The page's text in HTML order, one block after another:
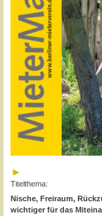
Titelthema:
Nische, Freiraum,
wichtiger für das